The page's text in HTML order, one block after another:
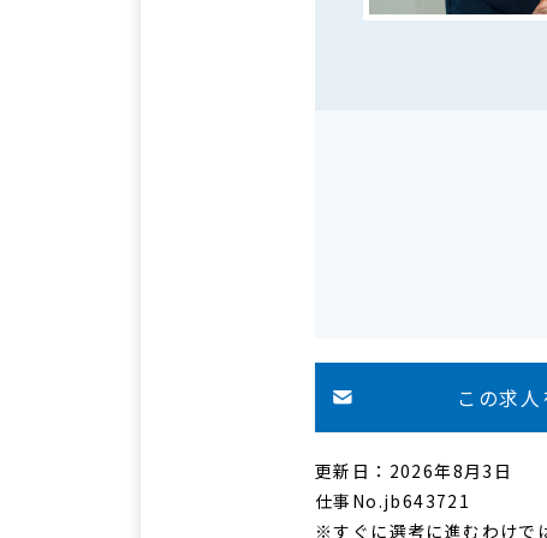
この求
更新日：2026年8月3日
仕事No.jb643721
※すぐに選考に進むわけで